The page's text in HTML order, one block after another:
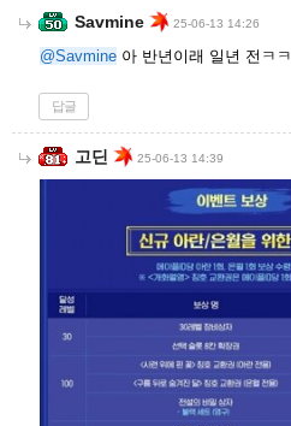
Savmine 25-06-13 14:26
@Savmine 아 반년이래 일년 전ㅋㅋ
답글
고딘 25-06-13 14:39